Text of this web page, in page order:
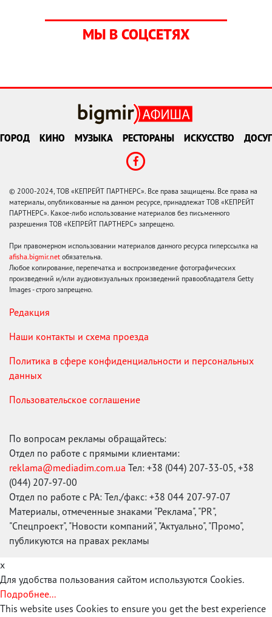
МЫ В СОЦСЕТЯХ
ГОРОД КИНО МУЗЫКА РЕСТОРАНЫ ИСКУССТВО ДОСУГ
© 2000-2024, ТОВ «КЕПРЕЙТ ПАРТНЕРС». Все права защищены. Все права на
материалы, опубликованные на данном ресурсе, принадлежат ТОВ «КЕПРЕЙТ
ПАРТНЕРС». Какое-либо использование материалов без письменного
разрешения ТОВ «КЕПРЕЙТ ПАРТНЕРС» запрещено.
При правомерном использовании материалов данного ресурса гиперссылка на
afisha.bigmir.net обязательна.
Любое копирование, перепечатка и воспроизведение фотографических
произведений и/или аудиовизуальных произведений правообладателя Getty
Images - строго запрещено.
Редакция
Наши контакты и схема проезда
Политика в сфере конфиденциальности и персональных
данных
Пользовательское соглашение
По вопросам рекламы обращайтесь:
Отдел по работе с прямыми клиентами:
reklama@mediadim.com.ua Тел: +38 (044) 207-33-05, +38
(044) 207-97-00
Отдел по работе с РА: Тел./факс: +38 044 207-97-07
Материалы, отмеченные знаками "Реклама", "PR",
"Спецпроект", "Новости компаний", "Актуально", "Промо",
публикуются на правах рекламы
x
Для удобства пользования сайтом используются Cookies.
Подробнее...
This website uses Cookies to ensure you get the best experience